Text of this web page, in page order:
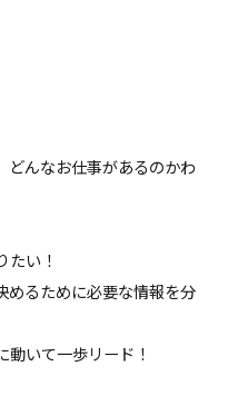
どんなお仕事があるのかわ
たい！
めるために必要な情報を分
いて一歩リード！